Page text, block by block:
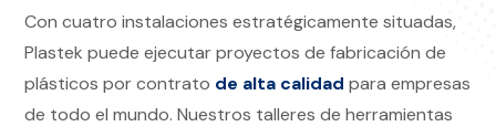
Con cuatro instalaciones estratégicamente situadas,
Plastek puede ejecutar proyectos de fabricación de
plásticos por contrato de alta calidad para empresas
de todo el mundo. Nuestros talleres de herramientas